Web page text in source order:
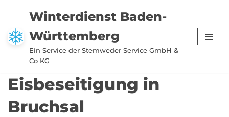
Zum
Inhalt
springen
Winterdienst Baden-
Württemberg
Ein Service der Stemweder Service GmbH &
Co KG
Eisbeseitigung in
Bruchsal